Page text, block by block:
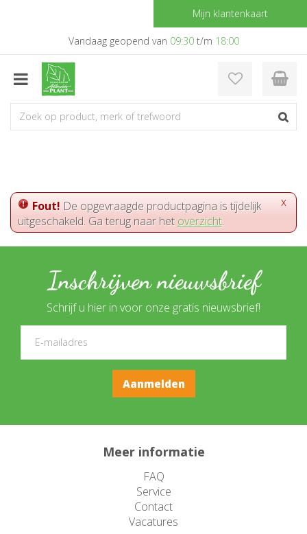
a
Mijn klantenkaart
Vandaag geopend van 09:30t/m 18:00
x
Fout! De opgevraagde productpagina is tijdelijk
uitgeschakeld. Ga terug naar het overzicht.
Inschrijven nieuwsbrief
Schrijf u hier in voor onze gratis nieuwsbrief!
Meer informatie
FAQ
Service
Contact
Vacatures